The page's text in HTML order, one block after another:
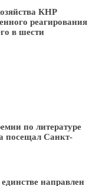
КНР
реагирования
в шести
по литературе
посещал Санкт-
направлен